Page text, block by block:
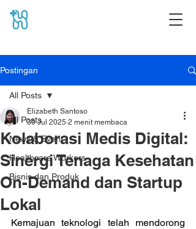
Postingan
All Posts
News & Event
Healthcare Workers
Bisnis dan Produk
All Posts
Kolaborasi Medis Digital:
Sinergi Tenaga Kesehatan
On-Demand dan Startup
Lokal
Elizabeth Santoso
30 Jul 2025 2 menit membaca
Kemajuan teknologi telah mendorong